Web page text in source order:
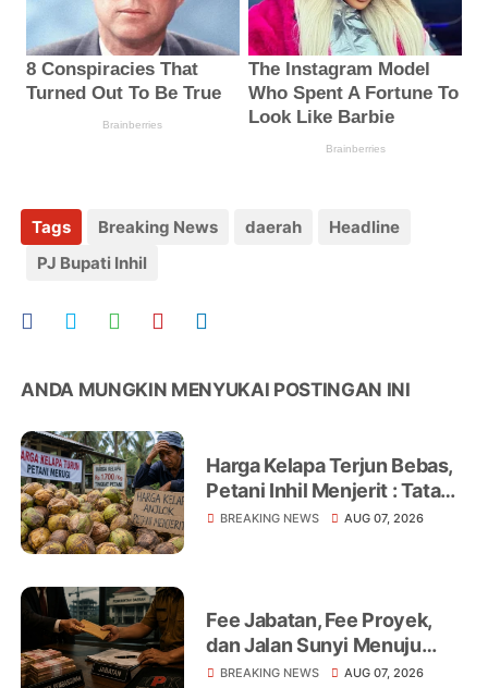
Tags Breaking News daerah
Headline
PJ Bupati Inhil
ANDA MUNGKIN MENYUKAI POSTINGAN INI
Harga Kelapa Terjun Bebas,
Petani Inhil Menjerit : Tata
Niaga, Monopoli hingga
BREAKING NEWS AUG 07, 2026
Fee Jabatan, Fee Proyek,
dan Jalan Sunyi Menuju
Operasi Tangkap Tangan
BREAKING NEWS AUG 07, 2026